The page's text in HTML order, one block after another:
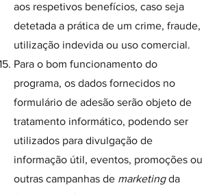
aos respetivos benefícios, caso seja
detetada a prática de um crime, fraude,
utilização indevida ou uso comercial.
Para o bom funcionamento do
programa, os dados fornecidos no
formulário de adesão serão objeto de
tratamento informático, podendo ser
utilizados para divulgação de
informação útil, eventos, promoções ou
outras campanhas de marketingda